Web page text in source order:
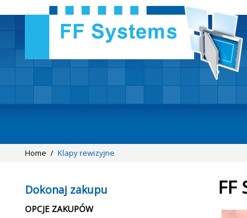
Home / Klapy rewizyjne
Dokonaj zakupu
OPCJE ZAKUPÓW
FF